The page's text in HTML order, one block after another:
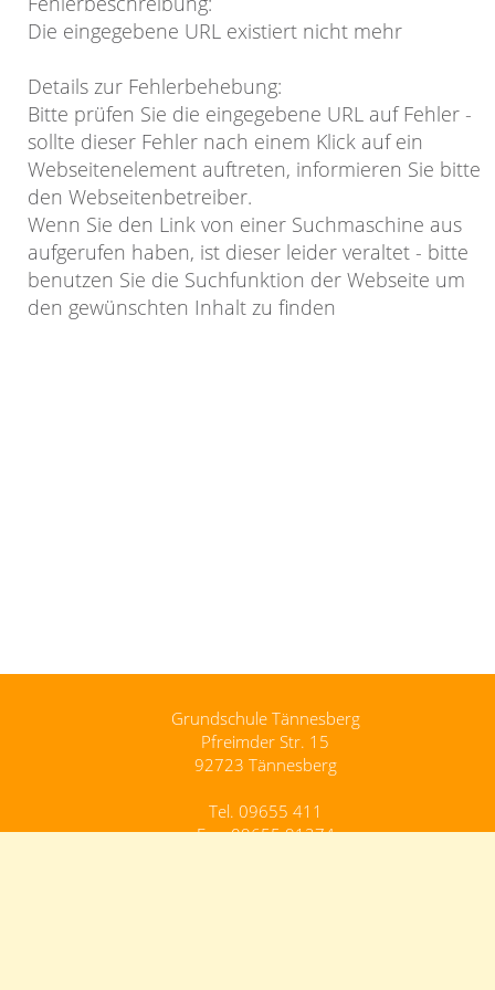
Die eingegebene URL existiert nicht mehr
Details zur Fehlerbehebung:
Bitte prüfen Sie die eingegebene URL auf Fehler -
sollte dieser Fehler nach einem Klick auf ein
Webseitenelement auftreten, informieren Sie bitte
den Webseitenbetreiber.
Wenn Sie den Link von einer Suchmaschine aus
aufgerufen haben, ist dieser leider veraltet - bitte
benutzen Sie die Suchfunktion der Webseite um
den gewünschten Inhalt zu finden
Grundschule Tännesberg
Pfreimder Str. 15
92723 Tännesberg
Tel. 09655 411
Fax. 09655 91274